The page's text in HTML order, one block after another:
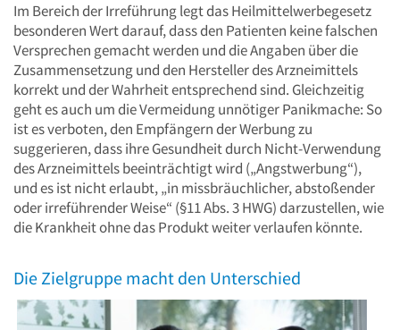
Im Bereich der Irreführung legt das Heilmittelwerbegesetz
besonderen Wert darauf, dass den Patienten keine falschen
Versprechen gemacht werden und die Angaben über die
Zusammensetzung und den Hersteller des Arzneimittels
korrekt und der Wahrheit entsprechend sind. Gleichzeitig
geht es auch um die Vermeidung unnötiger Panikmache: So
ist es verboten, den Empfängern der Werbung zu
suggerieren, dass ihre Gesundheit durch Nicht-Verwendung
des Arzneimittels beeinträchtigt wird („Angstwerbung“),
und es ist nicht erlaubt, „in missbräuchlicher, abstoßender
oder irreführender Weise“ (§11 Abs. 3 HWG) darzustellen, wie
die Krankheit ohne das Produkt weiter verlaufen könnte.
Die Zielgruppe macht den Unterschied